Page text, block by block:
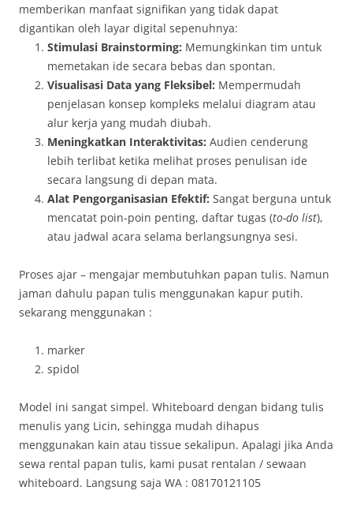
memberikan manfaat signifikan yang tidak dapat
digantikan oleh layar digital sepenuhnya:
Stimulasi Brainstorming: Memungkinkan tim untuk
memetakan ide secara bebas dan spontan.
Visualisasi Data yang Fleksibel: Mempermudah
penjelasan konsep kompleks melalui diagram atau
alur kerja yang mudah diubah.
Meningkatkan Interaktivitas: Audien cenderung
lebih terlibat ketika melihat proses penulisan ide
secara langsung di depan mata.
Alat Pengorganisasian Efektif: Sangat berguna untuk
mencatat poin-poin penting, daftar tugas (to-do list),
atau jadwal acara selama berlangsungnya sesi.
Proses ajar – mengajar membutuhkan papan tulis. Namun
jaman dahulu papan tulis menggunakan kapur putih.
sekarang menggunakan :
marker
spidol
Model ini sangat simpel. Whiteboard dengan bidang tulis
menulis yang Licin, sehingga mudah dihapus
menggunakan kain atau tissue sekalipun. Apalagi jika Anda
sewa rental papan tulis, kami pusat rentalan / sewaan
whiteboard. Langsung saja WA : 08170121105